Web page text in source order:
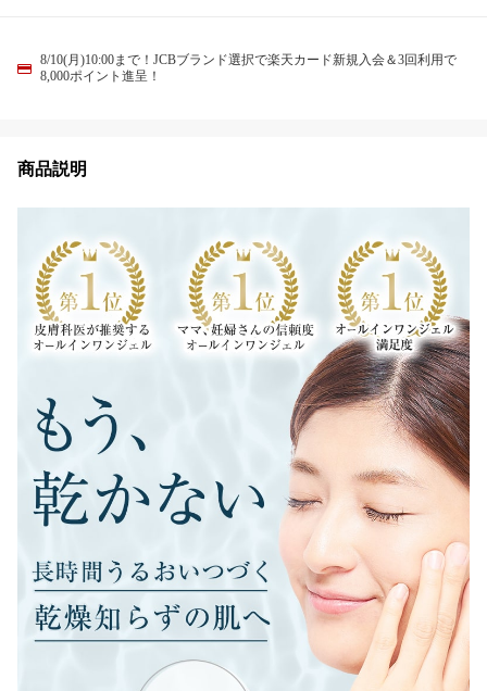
8/10(月)10:00まで！JCBブランド選択で楽天カード新規入会＆3回利用で
8,000ポイント進呈！
商品説明